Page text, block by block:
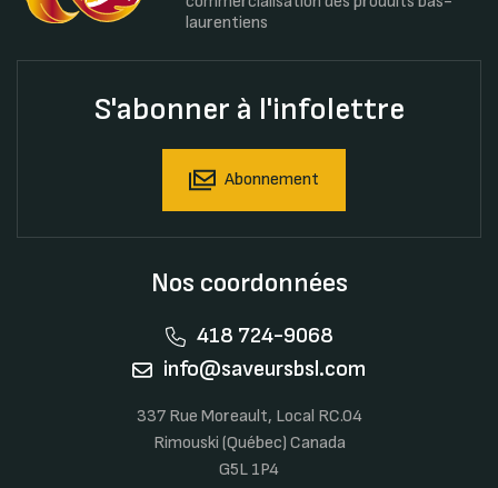
laurentiens
S'abonner à l'infolettre
Abonnement
Nos coordonnées
418 724-9068
info@saveursbsl.com
337 Rue Moreault, Local RC.04
Rimouski (Québec) Canada
G5L 1P4